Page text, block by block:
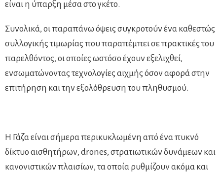
είναι η ύπαρξη μέσα στο γκέτο.
Συνολικά, οι παραπάνω όψεις συγκροτούν ένα καθεστώς
συλλογικής τιμωρίας που παραπέμπει σε πρακτικές του
παρελθόντος, οι οποίες ωστόσο έχουν εξελιχθεί,
ενσωματώνοντας τεχνολογίες αιχμής όσον αφορά στην
επιτήρηση και την εξολόθρευση του πληθυσμού.
Η Γάζα είναι σήμερα περικυκλωμένη από ένα πυκνό
δίκτυο αισθητήρων, drones, στρατιωτικών δυνάμεων και
κανονιστικών πλαισίων, τα οποία ρυθμίζουν ακόμα και